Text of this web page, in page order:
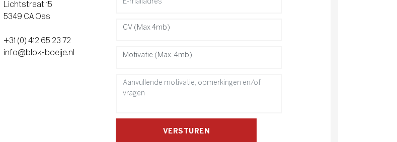
Lichtstraat 15
5349 CA Oss
+31 (0) 412 65 23 72
info@blok-boeije.nl
CV (Max 4mb)
Motivatie (Max. 4mb)
VERSTUREN